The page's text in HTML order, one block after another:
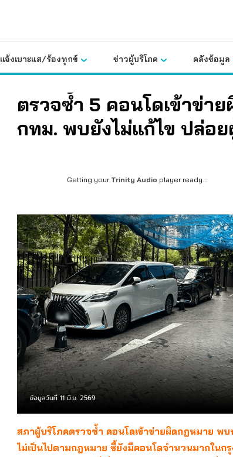
แจ้งเบาะแส/ร้องทุกข์ ข่าวผู้บริโภค คลังข้อมูล
ตรวจซ้ำ 5 คอนโดเข้าข่า
กทม. พบยังไม่แก้ไข ปล่อย
Getting your Trinity Audio player ready...
สภาผู้บริโภคตรวจซ้ำ คอนโดเข้าข่ายผิดกฎหมาย พบ
ไม่เป็นไปตามกฎหมาย ชี้ยังมีคอนโดจำนวนมากใน